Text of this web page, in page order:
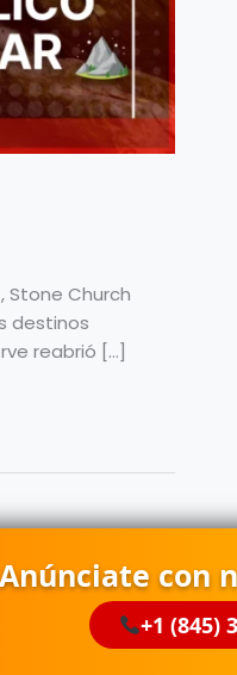
Stone Church
destinos
reabrió […]
Anúnciate con
+1 (845)